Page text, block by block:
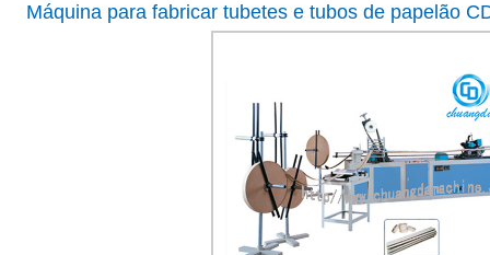
Máquina para fabricar tubetes e tubos de papelão